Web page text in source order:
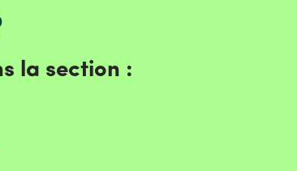
la section :